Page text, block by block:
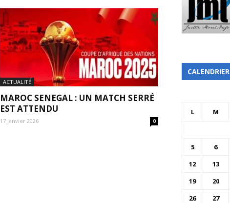
ACTUALITÉ
MAROC SENEGAL : UN MATCH SERRÉ
EST ATTENDU
17 janvier 2026 0
CALENDRIER
L M
5
6
12
13
19
20
26
27